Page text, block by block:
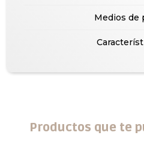
Medios de
Productos que te